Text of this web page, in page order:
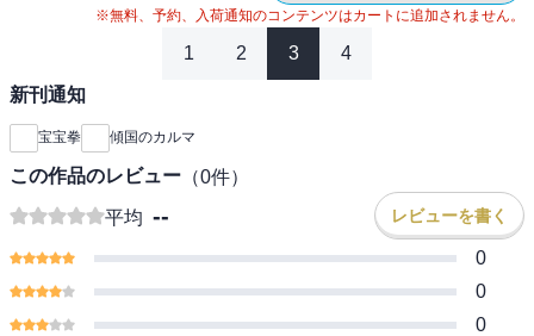
※無料、予約、入荷通知のコンテンツはカートに追加されません。
1 2 3 4
新刊通知
宝宝拳 傾国のカルマ
この作品のレビュー （0件）
平均 -- レビューを書く
0
0
0